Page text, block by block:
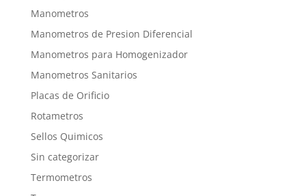
Manometros
Manometros de Presion Diferencial
Manometros para Homogenizador
Manometros Sanitarios
Placas de Orificio
Rotametros
Sellos Quimicos
Sin categorizar
Termometros